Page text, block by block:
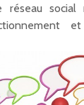
réseau social